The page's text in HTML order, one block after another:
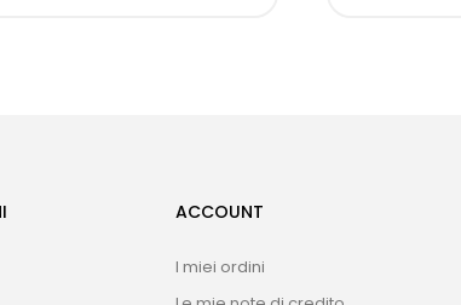
ACCOUNT
I miei ordini